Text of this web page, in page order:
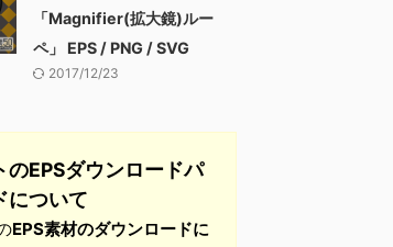
「Magnifier(拡大鏡)ルー
ペ」 EPS / PNG / SVG
2017/12/23
のEPSダウンロードパ
について
EPS素材のダウンロードに